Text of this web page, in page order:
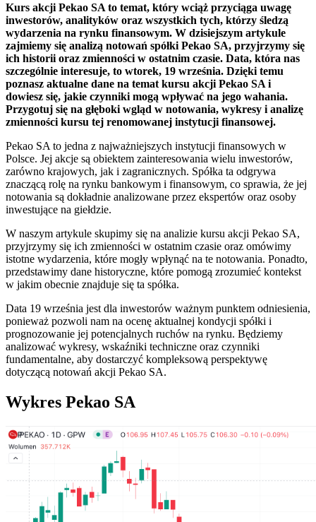
Kurs akcji Pekao SA to temat, który wciąż przyciąga uwagę
inwestorów, analityków oraz wszystkich tych, którzy śledzą
wydarzenia na rynku finansowym. W dzisiejszym artykule
zajmiemy się analizą notowań spółki Pekao SA, przyjrzymy się
ich historii oraz zmienności w ostatnim czasie. Data, która nas
szczególnie interesuje, to wtorek, 19 września. Dzięki temu
poznasz aktualne dane na temat kursu akcji Pekao SA i
dowiesz się, jakie czynniki mogą wpływać na jego wahania.
Przygotuj się na głęboki wgląd w notowania, wykresy i analizę
zmienności kursu tej renomowanej instytucji finansowej.
Pekao SA to jedna z najważniejszych instytucji finansowych w
Polsce. Jej akcje są obiektem zainteresowania wielu inwestorów,
zarówno krajowych, jak i zagranicznych. Spółka ta odgrywa
znaczącą rolę na rynku bankowym i finansowym, co sprawia, że jej
notowania są dokładnie analizowane przez ekspertów oraz osoby
inwestujące na giełdzie.
W naszym artykule skupimy się na analizie kursu akcji Pekao SA,
przyjrzymy się ich zmienności w ostatnim czasie oraz omówimy
istotne wydarzenia, które mogły wpłynąć na te notowania. Ponadto,
przedstawimy dane historyczne, które pomogą zrozumieć kontekst
w jakim obecnie znajduje się ta spółka.
Data 19 września jest dla inwestorów ważnym punktem odniesienia,
ponieważ pozwoli nam na ocenę aktualnej kondycji spółki i
prognozowanie jej potencjalnych ruchów na rynku. Będziemy
analizować wykresy, wskaźniki techniczne oraz czynniki
fundamentalne, aby dostarczyć kompleksową perspektywę
dotyczącą notowań akcji Pekao SA.
Wykres Pekao SA